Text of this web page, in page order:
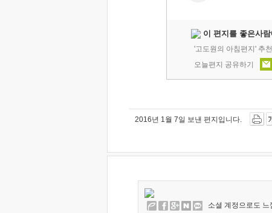
이 편지를 좋은사
'고도원의 아침편지' 추천
오늘편지 공유하기
2016년 1월 7일 보낸 편지입니다.
소셜 계정으로도